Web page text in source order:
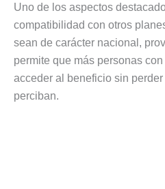
Uno de los aspectos
compatibilidad con otros
sean de carácter nacional,
permite que más personas
acceder al beneficio sin
perciban.